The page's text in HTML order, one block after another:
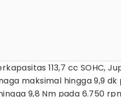
113,7 cc SOHC,
maksimal hingga 9,9
9,8 Nm pada 6.750